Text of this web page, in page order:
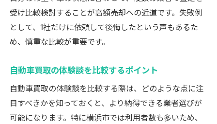
受け比較検討することが高額売却への近道です。失敗例
として、1社だけに依頼して後悔したという声もあるた
め、慎重な比較が重要です。
自動車買取の体験談を比較するポイント
自動車買取の体験談を比較する際は、どのような点に注
目すべきかを知っておくと、より納得できる業者選びが
可能になります。特に横浜市では利用者数も多いため、